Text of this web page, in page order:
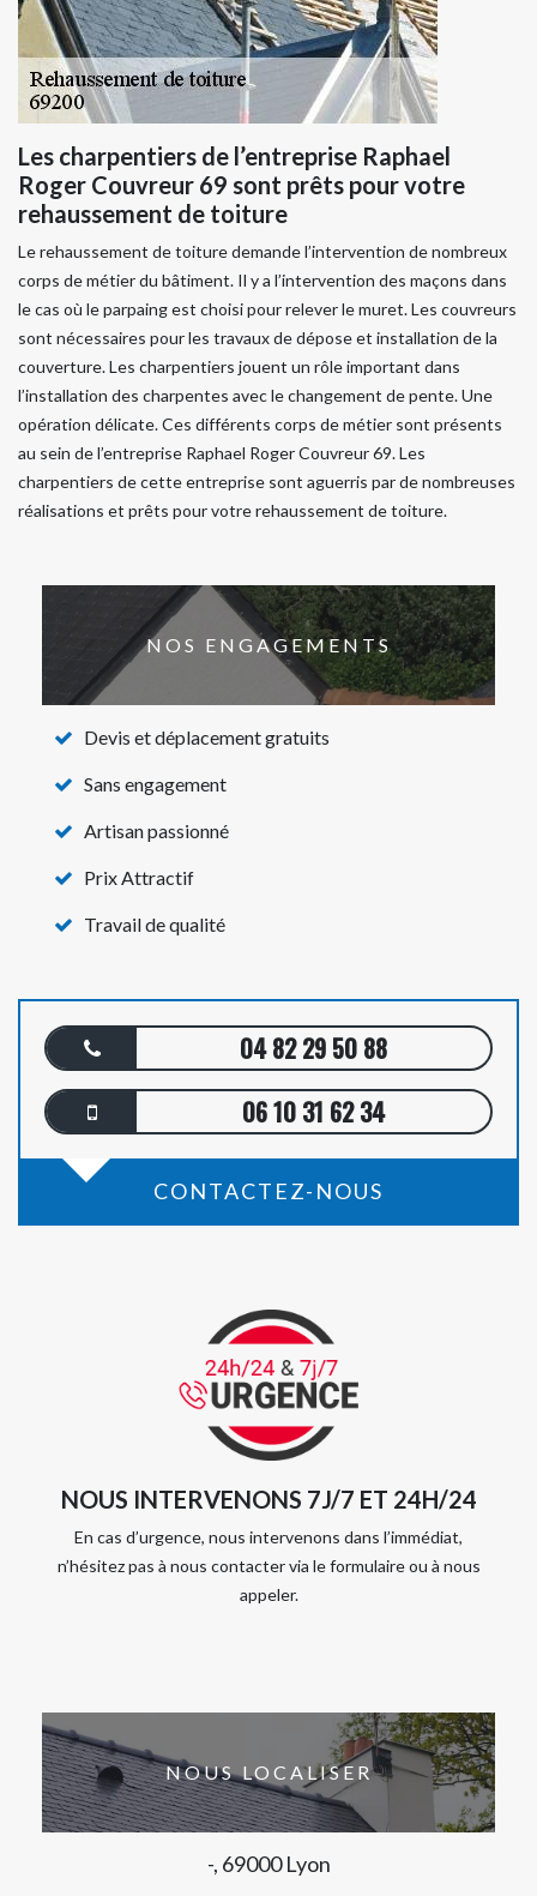
Les charpentiers de l’entreprise Raphael
Roger Couvreur 69 sont prêts pour votre
rehaussement de toiture
Le rehaussement de toiture demande l’intervention de nombreux
corps de métier du bâtiment. Il y a l’intervention des maçons dans
le cas où le parpaing est choisi pour relever le muret. Les couvreurs
sont nécessaires pour les travaux de dépose et installation de la
couverture. Les charpentiers jouent un rôle important dans
l’installation des charpentes avec le changement de pente. Une
opération délicate. Ces différents corps de métier sont présents
au sein de l’entreprise Raphael Roger Couvreur 69. Les
charpentiers de cette entreprise sont aguerris par de nombreuses
réalisations et prêts pour votre rehaussement de toiture.
NOS ENGAGEMENTS
Devis et déplacement gratuits
Sans engagement
Artisan passionné
Prix Attractif
Travail de qualité
04 82 29 50 88
06 10 31 62 34
CONTACTEZ-NOUS
NOUS INTERVENONS 7J/7 ET 24H/24
En cas d’urgence, nous intervenons dans l’immédiat,
n’hésitez pas à nous contacter via le formulaire ou à nous
appeler.
NOUS LOCALISER
-, 69000 Lyon